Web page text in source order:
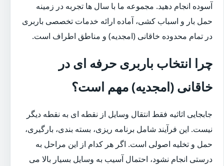
آسوده انجام دهید. مجموعه ما با سال ها تجربه در زمینه
حمل بار و اسباب کشی، آماده ارائه خدمات تخصصی باربری
در تمام محدوده خاقانی (امجدیه) و مناطق اطراف است.
چرا انتخاب باربری حرفه ای در
خاقانی (امجدیه) مهم است؟
جابجایی اثاثیه فقط انتقال وسایل از نقطه ای به نقطه دیگر
نیست. این فرآیند شامل برنامه ریزی، بسته بندی، بارگیری،
حمل و تخلیه اصولی است. اگر هر کدام از این مراحل به
درستی انجام نشود، احتمال آسیب به وسایل بسیار بالا می